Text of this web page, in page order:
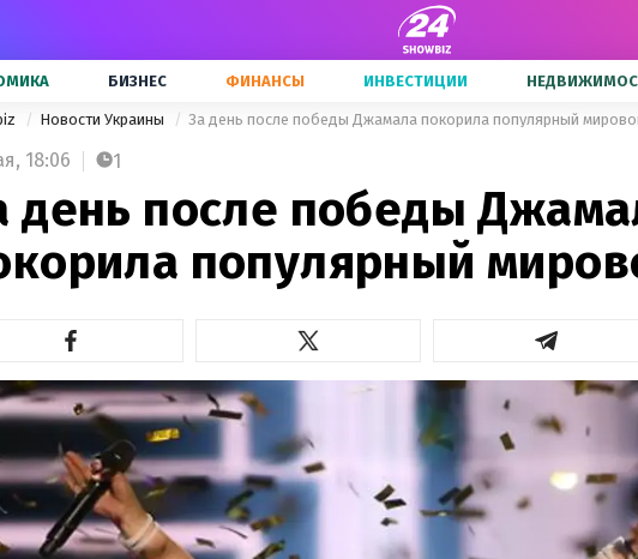
БИЗНЕС ФИНАНСЫ ИНВЕСТИЦИИ
Новости Украины За день после победы Джамала покорила популярный
18:06 1
день после победы
популярный